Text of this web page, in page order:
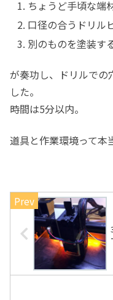
ちょうど手頃な端
口径の合うドリル
別のものを塗装す
が奏功し、ドリルでの
した。
時間は5分以内。
道具と作業環境って本